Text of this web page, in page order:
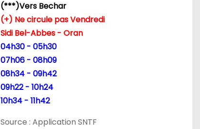
(***)Vers Bechar
(+) Ne circule pas Vendredi
Sidi Bel-Abbes - Oran
04h30 - 05h30
07h06 - 08h09
08h34 - 09h42
09h22 - 10h24
10h34 - 11h42
Source : Application SNTF